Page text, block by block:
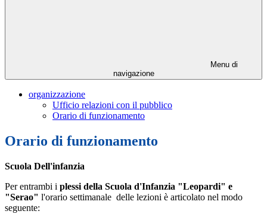
Menu di
navigazione
organizzazione
Ufficio relazioni con il pubblico
Orario di funzionamento
Orario di funzionamento
Scuola Dell'infanzia
Per entrambi i plessi della Scuola d'Infanzia "Leopardi" e
"Serao" l'orario settimanale delle lezioni è articolato nel modo
seguente: